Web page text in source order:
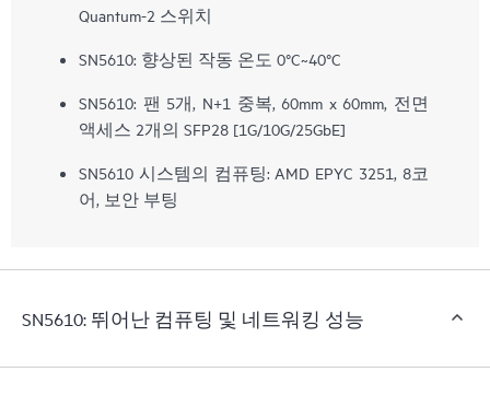
Quantum-2 스위치
SN5610: 향상된 작동 온도 0°C~40°C
SN5610: 팬 5개, N+1 중복, 60mm x 60mm, 전면
액세스 2개의 SFP28 [1G/10G/25GbE]
SN5610 시스템의 컴퓨팅: AMD EPYC 3251, 8코
어, 보안 부팅
SN5610: 뛰어난 컴퓨팅 및 네트워킹 성능